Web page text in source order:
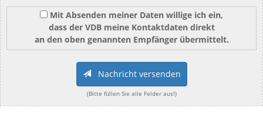
Mit Absenden meiner Daten willige ich ein,
dass der VDB meine Kontaktdaten direkt
an den oben genannten Empfänger übermittelt.
Nachricht versenden
(Bitte füllen Sie alle Felder aus!)